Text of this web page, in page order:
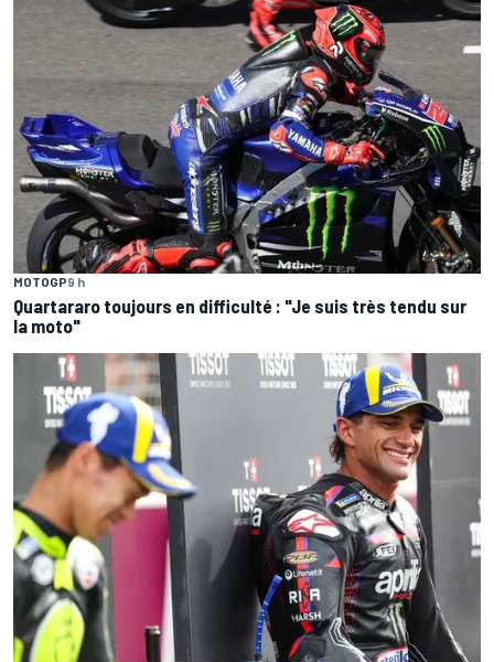
MOTOGP9 h
Quartararo toujours en difficulté : "Je suis très tendu sur
la moto"